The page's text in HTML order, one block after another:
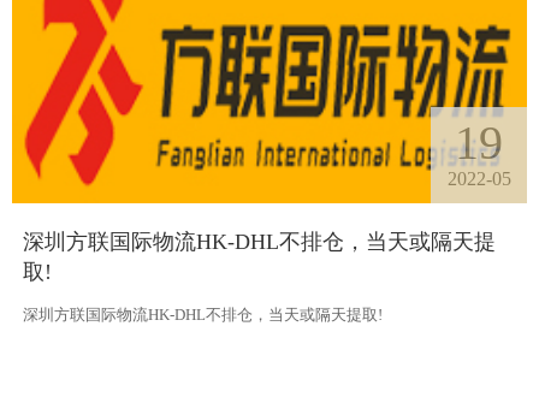
19
2022-05
深圳方联国际物流HK-DHL不排仓，当天或隔天提
取!
深圳方联国际物流HK-DHL不排仓，当天或隔天提取!